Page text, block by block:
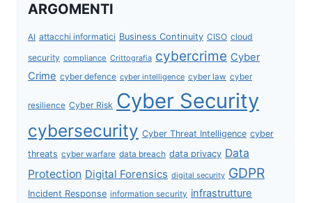
ARGOMENTI
AI attacchi informatici Business Continuity CISO cloud
security compliance Crittografia cybercrime Cyber
Crime cyber defence cyber intelligence cyber law cyber
resilience Cyber Risk Cyber Security
cybersecurity Cyber Threat Intelligence cyber
threats cyber warfare data breach data privacy Data
Protection Digital Forensics digital security GDPR
Incident Response information security infrastrutture